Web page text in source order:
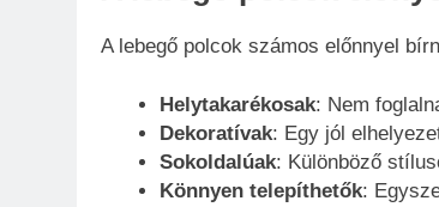
A lebegő polcok számos előnnyel
Helytakarékosak: Nem
Dekoratívak: Egy jól
Sokoldalúak: Különböző
Könnyen telepíthetők: